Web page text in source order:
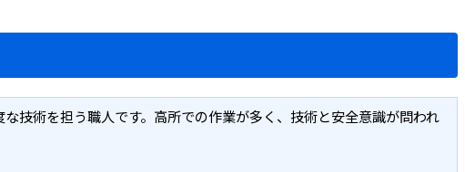
技術を担う職人です。高所での作業が多く、技術と安全意識が問われ